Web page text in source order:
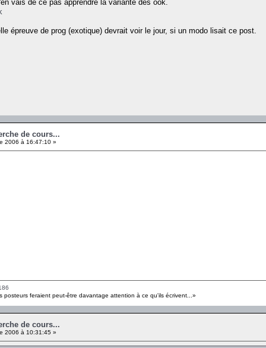
vais de ce pas apprendre la variante des ook.
épreuve de prog (exotique) devrait voir le jour, si un modo lisait ce post.
de cours...
2006 à 16:47:10 »
posteurs feraient peut-être davantage attention à ce qu'ils écrivent...»
de cours...
2006 à 10:31:45 »